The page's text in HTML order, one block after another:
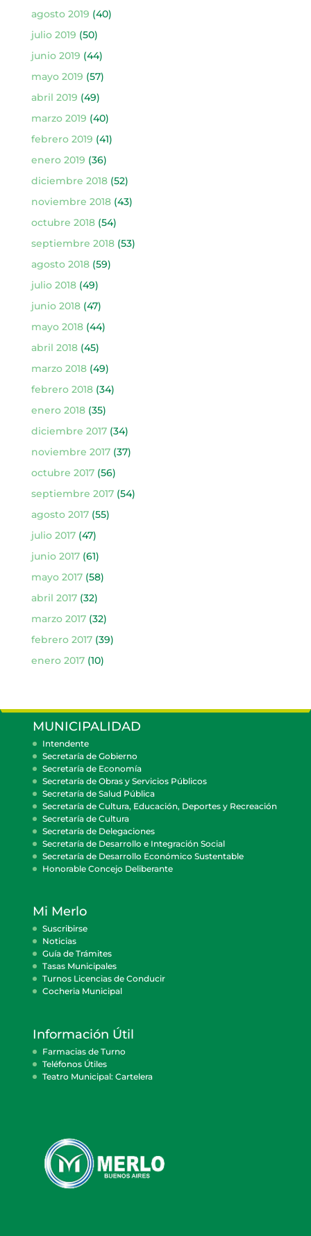
agosto 2019 (40)
julio 2019 (50)
junio 2019 (44)
mayo 2019 (57)
abril 2019 (49)
marzo 2019 (40)
febrero 2019 (41)
enero 2019 (36)
diciembre 2018(52)
noviembre 2018(43)
octubre 2018(54)
septiembre 2018(53)
agosto 2018(59)
julio 2018(49)
junio 2018(47)
mayo 2018(44)
abril 2018(45)
marzo 2018(49)
febrero 2018(34)
enero 2018(35)
diciembre 2017(34)
noviembre 2017(37)
octubre 2017(56)
septiembre 2017(54)
agosto 2017(55)
julio 2017(47)
junio 2017(61)
mayo 2017(58)
abril 2017(32)
marzo 2017(32)
febrero 2017(39)
enero 2017(10)
MUNICIPALIDAD
Intendente
Secretaría de Gobierno
Secretaría de Economía
Secretaría de Obras y Servicios Públicos
Secretaría de Salud Pública
Secretaría de Cultura, Educación, Deportes y Recreación
Secretaría de Cultura
Secretaría de Delegaciones
Secretaría de Desarrollo e Integración Social
Secretaría de Desarrollo Económico Sustentable
Honorable Concejo Deliberante
Mi Merlo
Suscribirse
Noticias
Guía de Trámites
Tasas Municipales
Turnos Licencias de Conducir
Cocheria Municipal
Información Útil
Farmacias de Turno
Teléfonos Útiles
Teatro Municipal: Cartelera